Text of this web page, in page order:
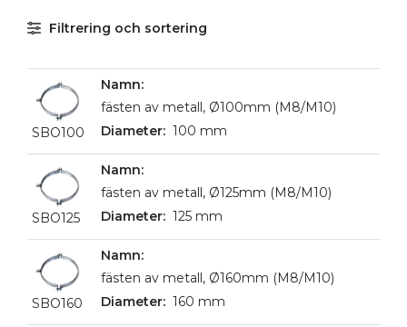
Filtrering och sortering
SBO100
fästen av metall, Ø100mm (M8/M10)
100 mm
SBO125
fästen av metall, Ø125mm (M8/M10)
125 mm
SBO160
fästen av metall, Ø160mm (M8/M10)
160 mm